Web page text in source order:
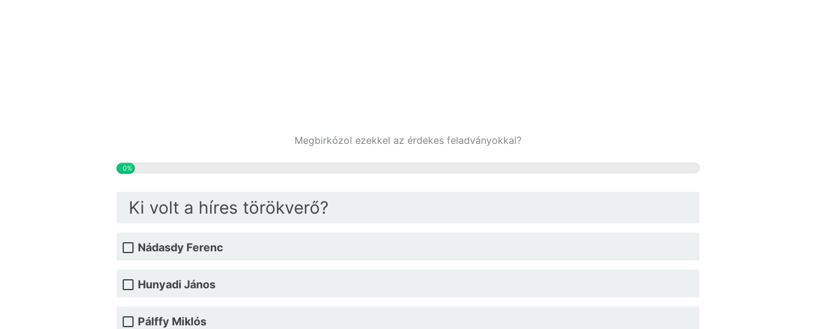
Megbirkózol ezekkel az érdekes feladványokkal?
0%
Ki volt a híres törökverő?
Nádasdy Ferenc
Hunyadi János
Pálffy Miklós